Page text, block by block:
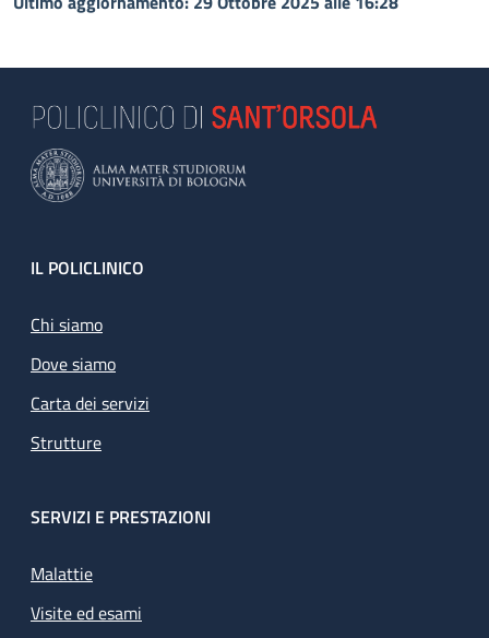
Footer
IL POLICLINICO
Chi siamo
Dove siamo
Carta dei servizi
Strutture
SERVIZI E PRESTAZIONI
Malattie
Visite ed esami